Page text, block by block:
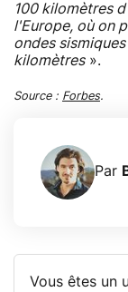
100 kilomètres
l'Europe, où on
ondes
kilomètres».
Source : Forbes.
Par
Vous êtes un